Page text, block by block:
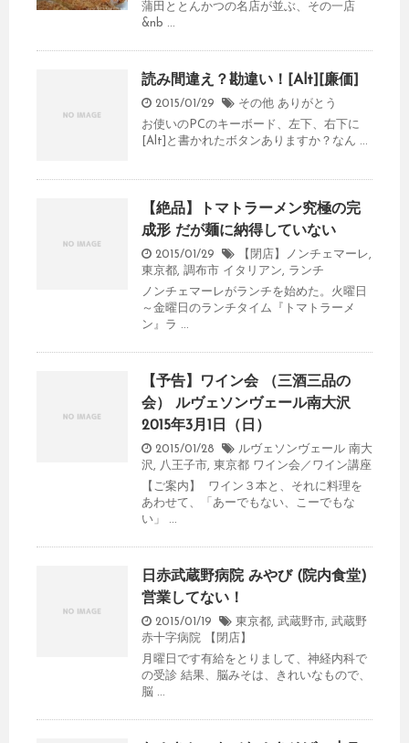
蒲田ととんかつの名店が並ぶ、その一店
&nb ...
読み間違え？勘違い！[Alt][廉価]
2015/01/29 その他 ありがとう
お使いのPCのキーボード、左下、右下に
[Alt]と書かれたボタンありますか？なん ...
【絶品】トマトラーメン究極の完
成形 だが麺に納得していない
2015/01/29 【閉店】ノンチェマーレ,
東京都, 調布市 イタリアン, ランチ
ノンチェマーレがランチを始めた。火曜日
～金曜日のランチタイム『トマトラーメ
ン』ラ ...
【予告】ワイン会 （三酒三品の
会） ルヴェソンヴェール南大沢
2015年3月1日（日）
2015/01/28
ルヴェソンヴェール 南大
沢 , 八王子市, 東京都 ワイン会／ワイン講座
【ご案内】 ワイン３本と、それに料理を
あわせて、「あーでもない、こーでもな
い」 ...
日赤武蔵野病院 みやび (院内食堂)
営業してない！
2015/01/19 東京都, 武蔵野市, 武蔵野
赤十字病院
【閉店】
月曜日です有給をとりまして、神経内科で
の受診 結果、脳みそは、きれいなもので、
脳 ...